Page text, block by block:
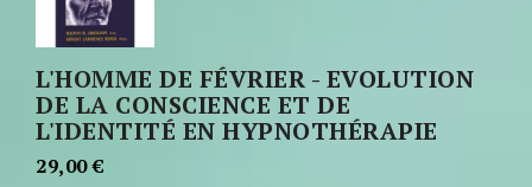
L'HOMME DE FÉVRIER - EVOLUTION
DE LA CONSCIENCE ET DE
L'IDENTITÉ EN HYPNOTHÉRAPIE
29,00 €